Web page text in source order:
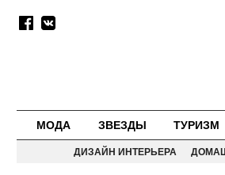
МОДА ЗВЕЗДЫ ТУРИЗМ
ДИЗАЙН ИНТЕРЬЕРА